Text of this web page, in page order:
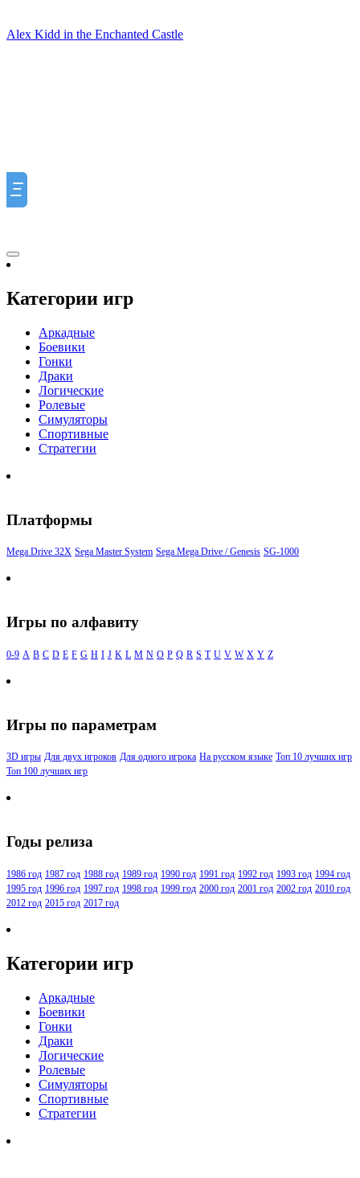
Alex Kidd in the Enchanted Castle
Ξ
Категории игр
Аркадные
Боевики
Гонки
Драки
Логические
Ролевые
Симуляторы
Спортивные
Стратегии
Платформы
Mega Drive 32X Sega Master System Sega Mega Drive / Genesis SG-1000
Игры по алфавиту
0-9 A B C D E F G H I J K L M N O P Q R S T U V W X Y Z
Игры по параметрам
3D игры Для двух игроков Для одного игрока На русском языке Топ 10 лучших игр
Топ 100 лучших игр
Годы релиза
1986 год 1987 год 1988 год 1989 год 1990 год 1991 год 1992 год 1993 год 1994 год
1995 год 1996 год 1997 год 1998 год 1999 год 2000 год 2001 год 2002 год 2010 год
2012 год 2015 год 2017 год
Категории игр
Аркадные
Боевики
Гонки
Драки
Логические
Ролевые
Симуляторы
Спортивные
Стратегии